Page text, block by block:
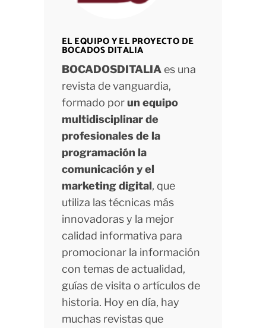
EL EQUIPO Y EL PROYECTO DE
BOCADOS DITALIA
BOCADOSDITALIAes una
revista de vanguardia,
formado porun equipo
multidisciplinar de
profesionales de la
programación la
comunicación y el
marketing digital, que
utiliza las técnicas más
innovadoras y la mejor
calidad informativa para
promocionar la información
con temas de actualidad,
guías de visita o artículos de
historia. Hoy en día, hay
muchas revistas que